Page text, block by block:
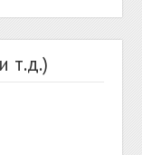
т.д.)